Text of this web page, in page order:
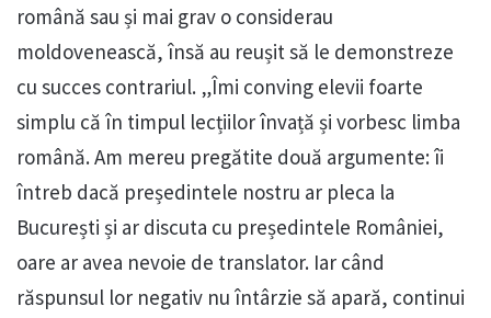
română sau și mai grav o considerau
moldovenească, însă au reușit să le demonstreze
cu succes contrariul. „Îmi conving elevii foarte
simplu că în timpul lecțiilor învață și vorbesc limba
română. Am mereu pregătite două argumente: îi
întreb dacă președintele nostru ar pleca la
București și ar discuta cu președintele României,
oare ar avea nevoie de translator. Iar când
răspunsul lor negativ nu întârzie să apară, continui